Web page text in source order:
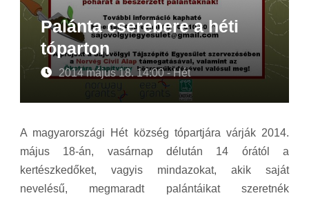
Palánta cserebere a héti
tóparton
2014 május 18. 14:00 - Hét
A magyarországi Hét község tópartjára várják 2014.
május 18-án, vasárnap délután 14 órától a
kertészkedőket, vagyis mindazokat, akik saját
nevelésű, megmaradt palántáikat szeretnék